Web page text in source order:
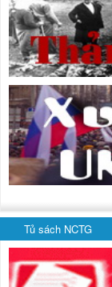
Tủ sách NCTG